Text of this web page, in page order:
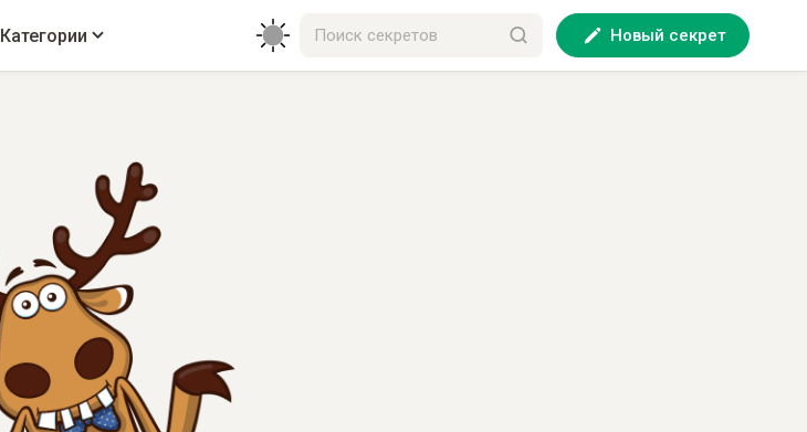
Категории Новый секрет